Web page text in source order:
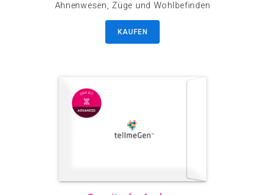
Ahnenwesen, Züge und Wohlbefinden
KAUFEN